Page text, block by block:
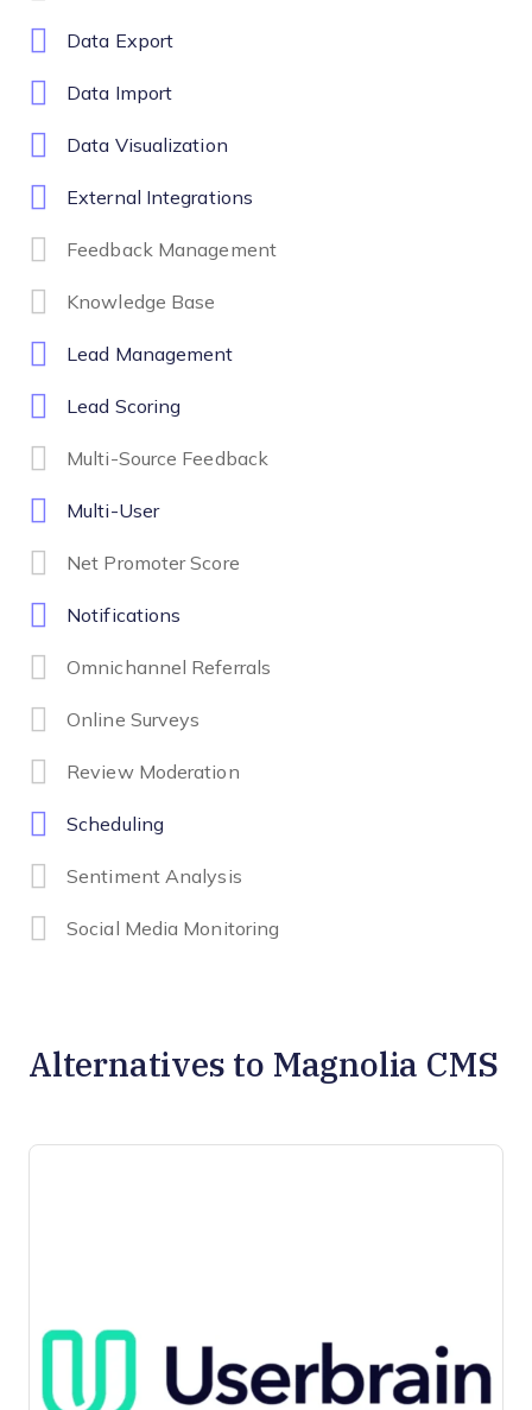
Data Export
Data Import
Data Visualization
External Integrations
Feedback Management
Knowledge Base
Lead Management
Lead Scoring
Multi-Source Feedback
Multi-User
Net Promoter Score
Notifications
Omnichannel Referrals
Online Surveys
Review Moderation
Scheduling
Sentiment Analysis
Social Media Monitoring
Alternatives to Magnolia CMS